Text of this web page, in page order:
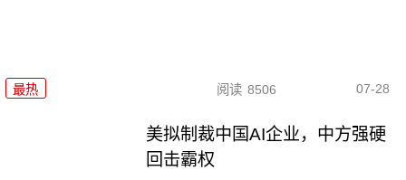
最热 阅读 8506 07-28
美拟制裁中国AI企业，中方强硬
回击霸权